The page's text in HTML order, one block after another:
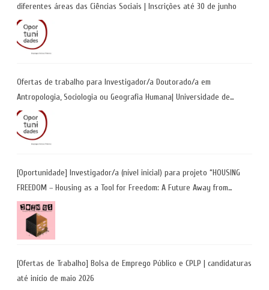
diferentes áreas das Ciências Sociais | Inscrições até 30 de junho
Ofertas de trabalho para Investigador/a Doutorado/a em
Antropologia, Sociologia ou Geografia Humana| Universidade de
Coimbra | Candidaturas até 29 de maio 2026
[Oportunidade] Investigador/a (nível inicial) para projeto “HOUSING
FREEDOM – Housing as a Tool for Freedom: A Future Away from
Incarceration” | até 8 de maio
[Ofertas de Trabalho] Bolsa de Emprego Público e CPLP | candidaturas
até início de maio 2026